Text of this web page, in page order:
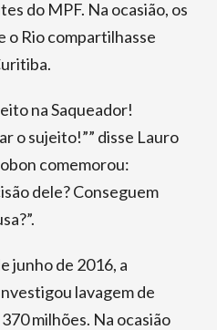
do MPF. Na ocasião, os
o Rio compartilhasse
na Saqueador!
o sujeito!”” disse Lauro
comemorou:
dele? Conseguem
junho de 2016, a
lavagem de
milhões. Na ocasião